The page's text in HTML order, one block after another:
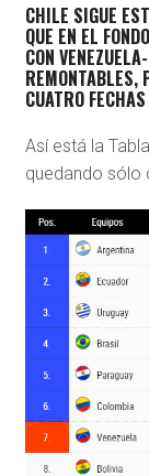
CHILE SIGUE
QUE EN EL
CON
REMONTABLES,
CUATRO
Así está la
quedando sólo